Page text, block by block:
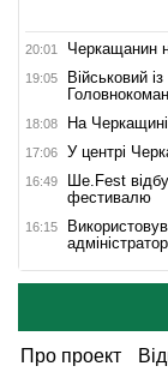
20:01 Черкащанин
19:05
Військовий
18:08 На Черкащині
17:06 У центрі
16:49
Ше.Fest
фестивалю
16:15
Про проект